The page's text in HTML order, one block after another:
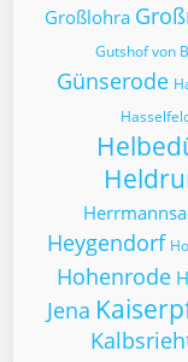
Großlohra
Gutshof von
Günserode
Heygendorf
Hohenrode
Jena